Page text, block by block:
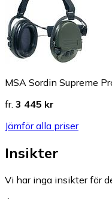
MSA Sordin Supreme
fr. 3 445 kr
Jämför alla priser
Insikter
Vi har inga insikter för